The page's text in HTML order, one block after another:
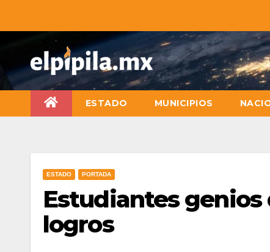
ESTADO MUNICIPIOS
ESTADO PORTADA
Estudiantes genios
logros